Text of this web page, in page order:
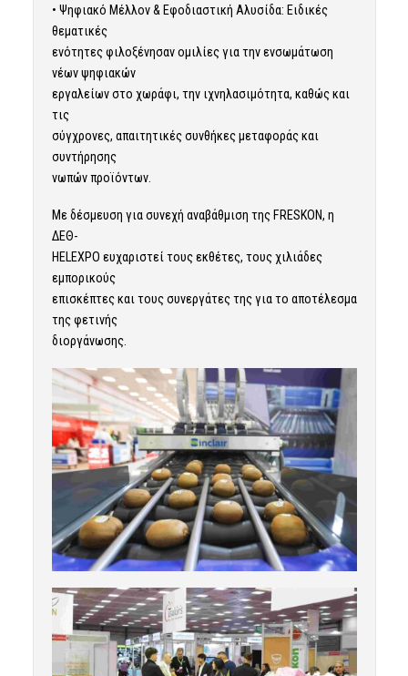
• Ψηφιακό Μέλλον & Εφοδιαστική Αλυσίδα: Ειδικές
θεματικές
ενότητες φιλοξένησαν ομιλίες για την ενσωμάτωση
νέων ψηφιακών
εργαλείων στο χωράφι, την ιχνηλασιμότητα, καθώς και
τις
σύγχρονες, απαιτητικές συνθήκες μεταφοράς και
συντήρησης
νωπών προϊόντων.
Με δέσμευση για συνεχή αναβάθμιση της FRESKON, η
ΔΕΘ-
HELEXPO ευχαριστεί τους εκθέτες, τους χιλιάδες
εμπορικούς
επισκέπτες και τους συνεργάτες της για το αποτέλεσμα
της φετινής
διοργάνωσης.